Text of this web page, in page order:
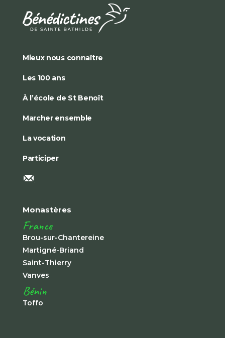
Mieux nous connaître
Les 100 ans
À l’école de St Benoît
Marcher ensemble
La vocation
Participer
Monastères
France
Brou-sur-Chantereine
Martigné-Briand
Saint-Thierry
Vanves
Bénin
Toffo